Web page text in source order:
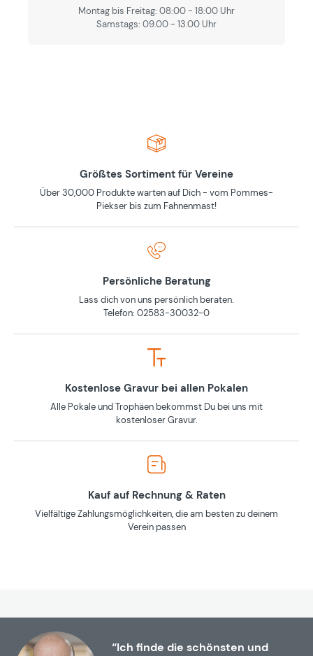
Montag bis Freitag: 08:00 - 18:00 Uhr
Samstags: 09.00 - 13.00 Uhr
Größtes Sortiment für Vereine
Über 30,000 Produkte warten auf Dich - vom Pommes-
Piekser bis zum Fahnenmast!
Persönliche Beratung
Lass dich von uns persönlich beraten.
Telefon: 02583-30032-0
Kostenlose Gravur bei allen Pokalen
Alle Pokale und Trophäen bekommst Du bei uns mit
kostenloser Gravur.
Kauf auf Rechnung & Raten
Vielfältige Zahlungsmöglichkeiten, die am besten zu deinem
Verein passen
“Ich finde die schönsten und